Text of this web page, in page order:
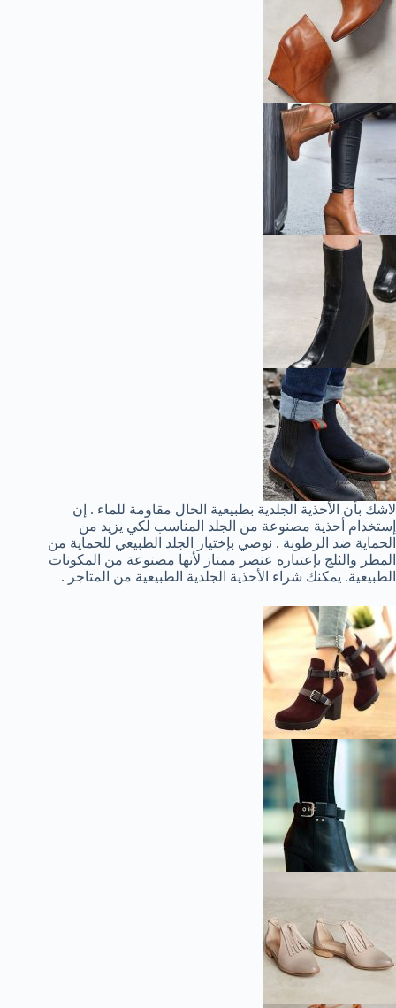
لاشك بأن الأحذية الجلدية بطبيعية الحال مقاومة للماء . إن
إستخدام أحذية مصنوعة من الجلد المناسب لكي يزيد من
الحماية ضد الرطوبة . نوصي بإختيار الجلد الطبيعي للحماية من
المطر والثلج بإعتباره عنصر ممتاز لأنها مصنوعة من المكونات
الطبيعية. يمكنك شراء الأحذية الجلدية الطبيعية من المتاجر .